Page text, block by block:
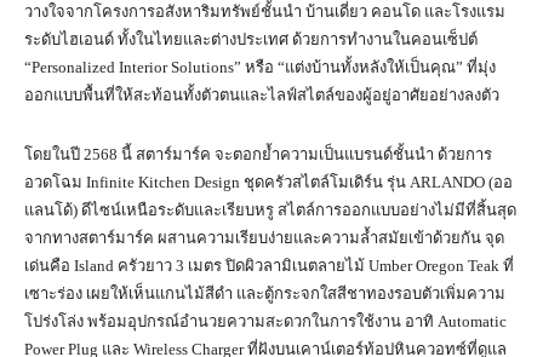
วางใจจากโครงการอสังหาริมทรัพย์ชั้นนำ บ้านเดี่ยว คอนโด และโรงแรม
ระดับไฮเอนด์ ทั้งในไทยและต่างประเทศ ด้วยการทำงานในคอนเซ็ปต์
“Personalized Interior Solutions” หรือ “แต่งบ้านทั้งหลังให้เป็นคุณ” ที่มุ่ง
ออกแบบพื้นที่ให้สะท้อนทั้งตัวตนและไลฟ์สไตล์ของผู้อยู่อาศัยอย่างลงตัว
โดยในปี 2568 นี้ สตาร์มาร์ค จะตอกย้ำความเป็นแบรนด์ชั้นนำ ด้วยการ
อวดโฉม Infinite Kitchen Design ชุดครัวสไตล์โมเดิร์น รุ่น ARLANDO (ออ
แลนโด้) ดีไซน์เหนือระดับและเรียบหรู สไตล์การออกแบบอย่างไม่มีที่สิ้นสุด
จากทางสตาร์มาร์ค ผสานความเรียบง่ายและความล้ำสมัยเข้าด้วยกัน จุด
เด่นคือ Island ครัวยาว 3 เมตร ปิดผิวลามิเนตลายไม้ Umber Oregon Teak ที่
เซาะร่อง เผยให้เห็นแกนไม้สีดำ และตู้กระจกใสสีชาทองรอบตัวเพิ่มความ
โปร่งโล่ง พร้อมอุปกรณ์อำนวยความสะดวกในการใช้งาน อาทิ Automatic
Power Plug และ Wireless Charger ที่ฝังบนเคาน์เตอร์ท้อปหินควอทซ์ที่ดูแล